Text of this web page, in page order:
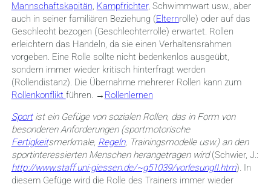
Mannschaftskapitän, Kampfrichter, Schwimmwart usw., aber
auch in seiner familiären Beziehung (Elternrolle) oder auf das
Geschlecht bezogen (Geschlechterrolle) erwartet. Rollen
erleichtern das Handeln, da sie einen Verhaltensrahmen
vorgeben. Eine Rolle sollte nicht bedenkenlos ausgeübt,
sondern immer wieder kritisch hinterfragt werden
(Rollendistanz). Die Übernahme mehrerer Rollen kann zum
Rollenkonflikt führen. → Rollenlernen
Sportist ein Gefüge von sozialen Rollen, das in Form von
besonderen Anforderungen (sportmotorische
Fertigkeitsmerkmale, Regeln, Trainingsmodelle usw.) an den
sportinteressierten Menschen herangetragen wird(Schwier, J.:
http://www.staff.uni-giessen.de/~g51039/vorlesungII.htm). In
diesem Gefüge wird die Rolle des Trainers immer wieder